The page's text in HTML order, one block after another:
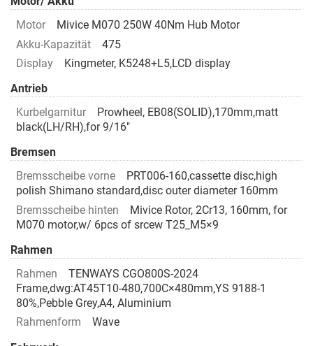
Motor
Mivice M070 250W 40Nm Hub Motor
Akku-Kapazität
475
Display
Kingmeter, K5248+L5,LCD display
Antrieb
Kurbelgarnitur
Prowheel, EB08(SOLID),170mm,matt
black(LH/RH),for 9/16"
Bremsen
Bremsscheibe vorne
PRT006-160,cassette disc,high
polish Shimano standard,disc outer diameter 160mm
Bremsscheibe hinten
Mivice Rotor, 2Cr13, 160mm, for
M070 motor,w/ 6pcs of srcew T25_M5×9
Rahmen
Rahmen
TENWAYS CGO800S-2024
Frame,dwg:AT45T10-480,700C×480mm,YS 9188-1
80%,Pebble Grey,A4, Aluminium
Rahmenform
Wave